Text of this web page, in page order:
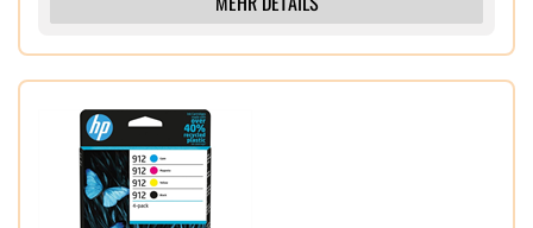
keine Tinte wird verschwendet
PIXMA G3520, PIXMA G3560, PIXMA G2560